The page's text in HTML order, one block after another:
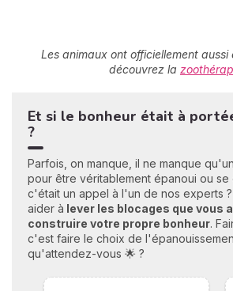
Les animaux ont officiellement aussi
découvrez la
Et si le bonheur était à
?
Parfois, on manque, il ne manque
pour être véritablement épanoui ou se
c'était un appel à l'un de nos experts
aider à lever les blocages que vous
construire votre propre bonheur.
c'est faire le choix de
qu'attendez-vous 🌟 ?